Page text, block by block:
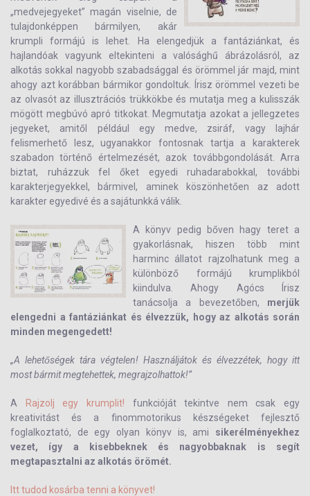
„medvejegyeket” magán viselnie, de
tulajdonképpen bármilyen, akár
krumpli formájú is lehet. Ha elengedjük a fantáziánkat, és
hajlandóak vagyunk eltekinteni a valósághű ábrázolásról, az
alkotás sokkal nagyobb szabadsággal és örömmel jár majd, mint
ahogy azt korábban bármikor gondoltuk. Írisz örömmel vezeti be
az olvasót az illusztrációs trükkökbe és mutatja meg a kulisszák
mögött megbúvó apró titkokat. Megmutatja azokat a jellegzetes
jegyeket, amitől például egy medve, zsiráf, vagy lajhár
felismerhető lesz, ugyanakkor fontosnak tartja a karakterek
szabadon történő értelmezését, azok továbbgondolását. Arra
biztat, ruházzuk fel őket egyedi ruhadarabokkal, további
karakterjegyekkel, bármivel, aminek köszönhetően az adott
karakter egyedivé és a sajátunkká válik.
A könyv pedig bőven hagy teret a
gyakorlásnak, hiszen több mint
harminc állatot rajzolhatunk meg a
különböző formájú krumplikból
kiindulva. Ahogy Agócs Írisz
tanácsolja a bevezetőben, merjük
elengedni a fantáziánkat és élvezzük, hogy az alkotás során
minden megengedett!
„A lehetőségek tára végtelen! Használjátok és élvezzétek, hogy itt
most bármit megtehettek, megrajzolhattok!”
A Rajzolj egy krumplit! funkcióját tekintve nem csak egy
kreativitást és a finommotorikus készségeket fejlesztő
foglalkoztató, de egy olyan könyv is, ami sikerélményekhez
vezet, így a kisebbeknek és nagyobbaknak is segít
megtapasztalni az alkotás örömét.
Itt tudod kosárba tenni a könyvet!